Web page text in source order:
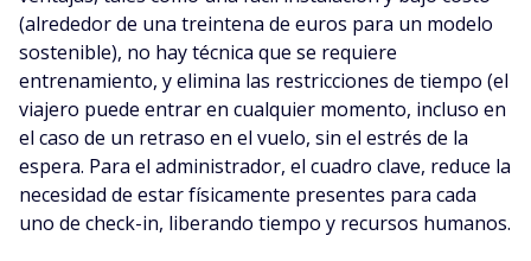
(alrededor de una treintena de euros para un modelo
sostenible), no hay técnica que se requiere
entrenamiento, y elimina las restricciones de tiempo (el
viajero puede entrar en cualquier momento, incluso en
el caso de un retraso en el vuelo, sin el estrés de la
espera. Para el administrador, el cuadro clave, reduce la
necesidad de estar físicamente presentes para cada
uno de check-in, liberando tiempo y recursos humanos.